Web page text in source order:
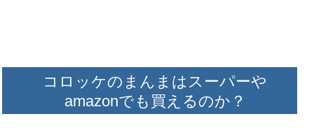
コロッケのまんまはスーパーや
amazonでも買えるのか？